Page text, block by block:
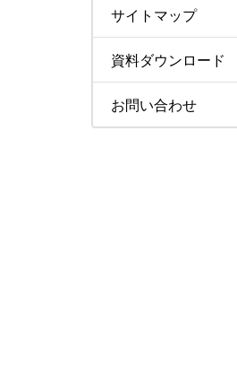
サイトマップ
資料ダウンロード
お問い合わせ